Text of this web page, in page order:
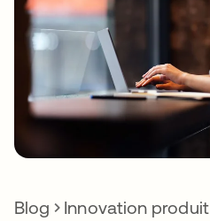
Blog Innovation produit